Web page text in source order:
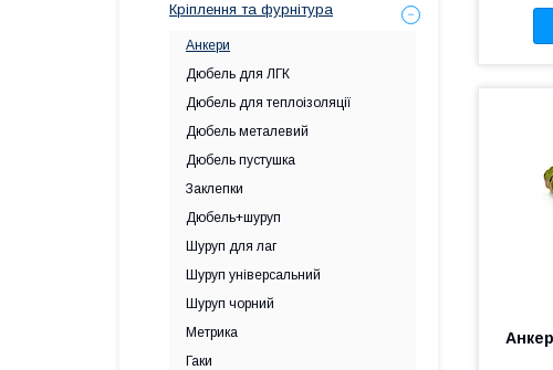
Кріплення та фурнітура
Анкери
Дюбель для ЛГК
Дюбель для теплоізоляції
Дюбель металевий
Дюбель пустушка
Заклепки
Дюбель+шуруп
Шуруп для лаг
Шуруп універсальний
Шуруп чорний
Метрика
Гаки